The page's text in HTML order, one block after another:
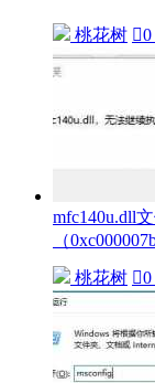
桃花树 0
mfc140u.dll
（0xc000007b
桃花树 0